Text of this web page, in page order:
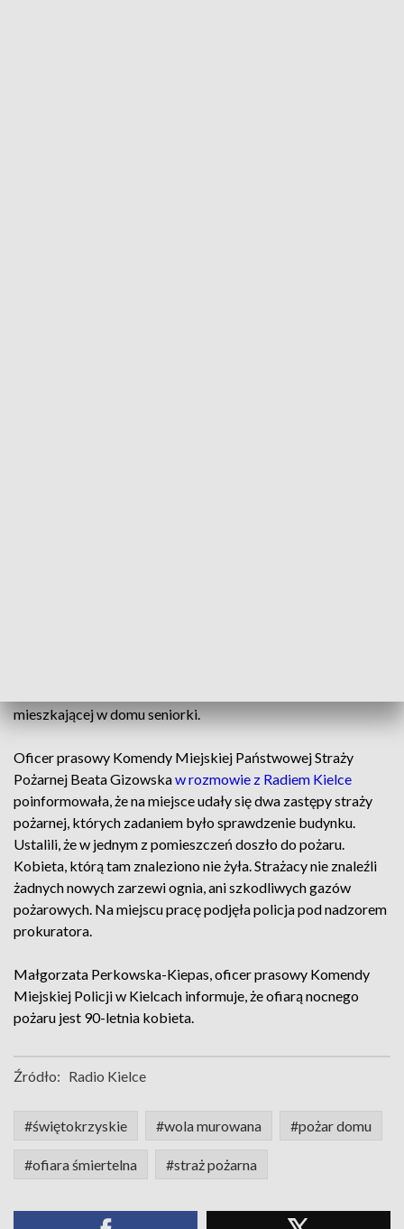
mieszkającej w domu seniorki.
Oficer prasowy Komendy Miejskiej Państwowej Straży
Pożarnej Beata Gizowskaw rozmowie z Radiem Kielce
poinformowała, że na miejsce udały się dwa zastępy straży
pożarnej, których zadaniem było sprawdzenie budynku.
Ustalili, że w jednym z pomieszczeń doszło do pożaru.
Kobieta, którą tam znaleziono nie żyła. Strażacy nie znaleźli
żadnych nowych zarzewi ognia, ani szkodliwych gazów
pożarowych. Na miejscu pracę podjęła policja pod nadzorem
prokuratora.
Małgorzata Perkowska-Kiepas, oficer prasowy Komendy
Miejskiej Policji w Kielcach informuje, że ofiarą nocnego
pożaru jest 90-letnia kobieta.
Źródło: Radio Kielce
#świętokrzyskie #wola murowana #pożar domu
#ofiara śmiertelna #straż pożarna